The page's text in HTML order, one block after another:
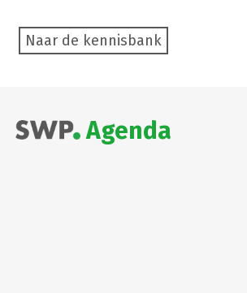
Naar de kennisbank
Agenda